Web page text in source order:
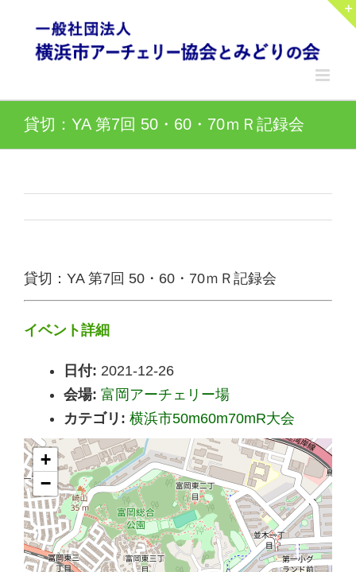
content
貸切：YA 第7回 50・60・70ｍＲ記録会
貸切：YA 第7回 50・60・70ｍＲ記録会
イベント詳細
日付: 2021-12-26
会場: 富岡アーチェリー場
カテゴリ: 横浜市50m60m70mR大会
+
−